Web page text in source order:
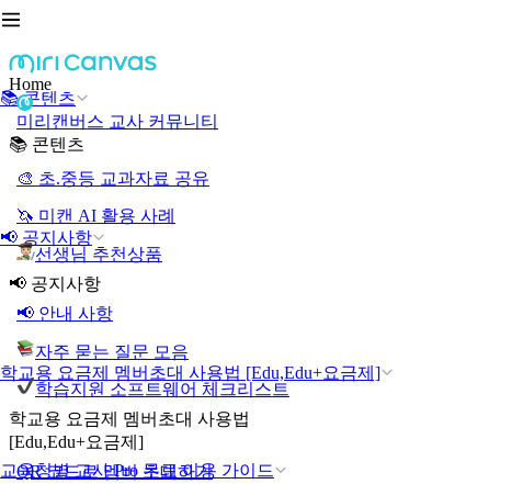
📚 콘텐츠
📢 공지사항
학교용 요금제 멤버초대 사용법 [Edu,Edu+요금제]
교육청별 교사 Pro 무료 이용 가이드
Home
미리캔버스 교사 커뮤니티
📚 콘텐츠
🎨 초.중등 교과자료 공유
🦄 미캔 AI 활용 사례
선생님 추천상품
📢 공지사항
📢 안내 사항
자주 묻는 질문 모음
학습지원 소프트웨어 체크리스트
학교용 요금제 멤버초대 사용법
[Edu,Edu+요금제]
QR 코드로 멤버 초대하기